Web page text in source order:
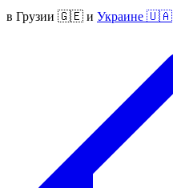
в Грузии 🇬🇪 и Украине 🇺🇦